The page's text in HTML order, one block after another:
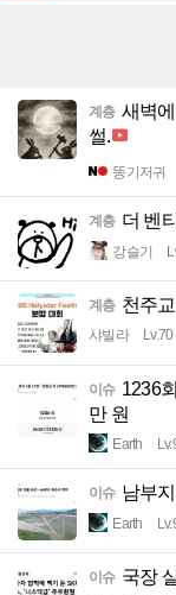
계층 새벽
썰.
똥기저귀
계층 더 벤
강슬기
계층 천주
샤빌라 Lv.70
이슈 1236
만 원
Earth
이슈 남부
Earth
이슈 국장